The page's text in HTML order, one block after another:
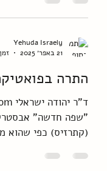
R5Iy/view 2
3
14DlBOCrGtIxz-
Yehuda Israely
21 באפר׳ 2025
זמן
התרה
"שפה חדשה"
(קתרזיס) כפי שהוא